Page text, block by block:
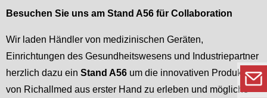
Besuchen Sie uns am Stand A56 für Collaboration
Wir laden Händler von medizinischen Geräten,
Einrichtungen des Gesundheitswesens und Industriepartner
herzlich dazu ein Stand A56 um die innovativen Produkte
von Richallmed aus erster Hand zu erleben und mögliche